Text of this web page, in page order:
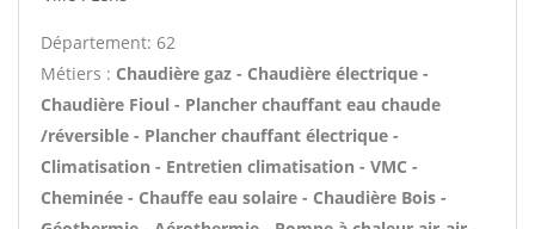
Département: 62
Métiers : Chaudière gaz - Chaudière électrique -
Chaudière Fioul - Plancher chauffant eau chaude
/réversible - Plancher chauffant électrique -
Climatisation - Entretien climatisation - VMC -
Cheminée - Chauffe eau solaire - Chaudière Bois -